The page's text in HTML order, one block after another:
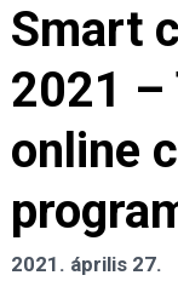
Smart
2021 –
online
2021. április 27.